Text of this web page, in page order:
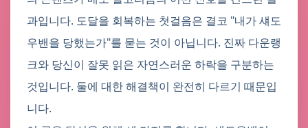
과입니다. 도달을 회복하는 첫걸음은 결코 "내가 섀도
우밴을 당했는가"를 묻는 것이 아닙니다. 진짜 다운랭
크와 당신이 잘못 읽은 자연스러운 하락을 구분하는
것입니다. 둘에 대한 해결책이 완전히 다르기 때문입
니다.